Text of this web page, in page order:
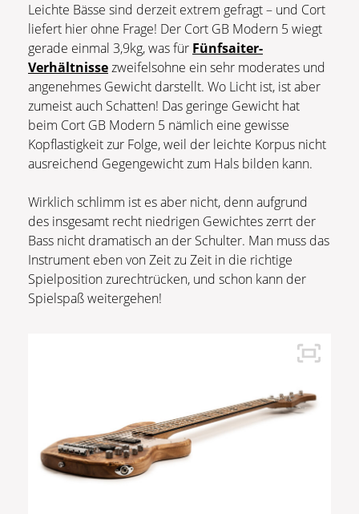
Leichte Bässe sind derzeit extrem gefragt – und Cort
liefert hier ohne Frage! Der Cort GB Modern 5 wiegt
gerade einmal 3,9kg, was für Fünfsaiter-
Verhältnissezweifelsohne ein sehr moderates und
angenehmes Gewicht darstellt. Wo Licht ist, ist aber
zumeist auch Schatten! Das geringe Gewicht hat
beim Cort GB Modern 5 nämlich eine gewisse
Kopflastigkeit zur Folge, weil der leichte Korpus nicht
ausreichend Gegengewicht zum Hals bilden kann.
Wirklich schlimm ist es aber nicht, denn aufgrund
des insgesamt recht niedrigen Gewichtes zerrt der
Bass nicht dramatisch an der Schulter. Man muss das
Instrument eben von Zeit zu Zeit in die richtige
Spielposition zurechtrücken, und schon kann der
Spielspaß weitergehen!